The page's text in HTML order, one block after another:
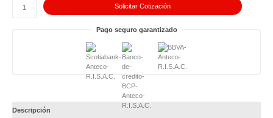
Solicitar Cotización
Pago seguro garantizado
Descripción